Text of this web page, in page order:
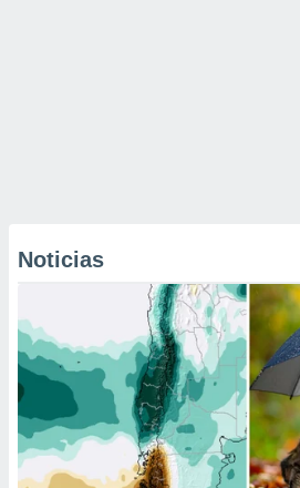
Noticias